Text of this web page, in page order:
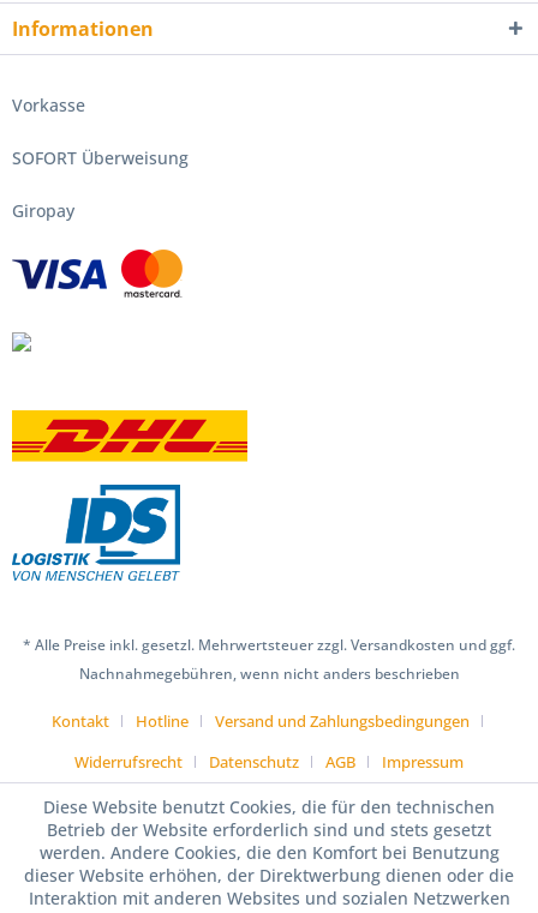
Informationen
Vorkasse
SOFORT Überweisung
Giropay
* Alle Preise inkl. gesetzl. Mehrwertsteuer zzgl. Versandkosten und ggf.
Nachnahmegebühren, wenn nicht anders beschrieben
Kontakt Hotline
Versand und Zahlungsbedingungen
Widerrufsrecht
Datenschutz AGB Impressum
Diese Website benutzt Cookies, die für den technischen
Betrieb der Website erforderlich sind und stets gesetzt
werden. Andere Cookies, die den Komfort bei Benutzung
dieser Website erhöhen, der Direktwerbung dienen oder die
Interaktion mit anderen Websites und sozialen Netzwerken